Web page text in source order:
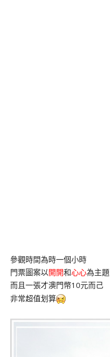
參觀時間為時一個小時
門票圖案以開開和心心為主題
而且一張才澳門幣10元而己
非常超值划算